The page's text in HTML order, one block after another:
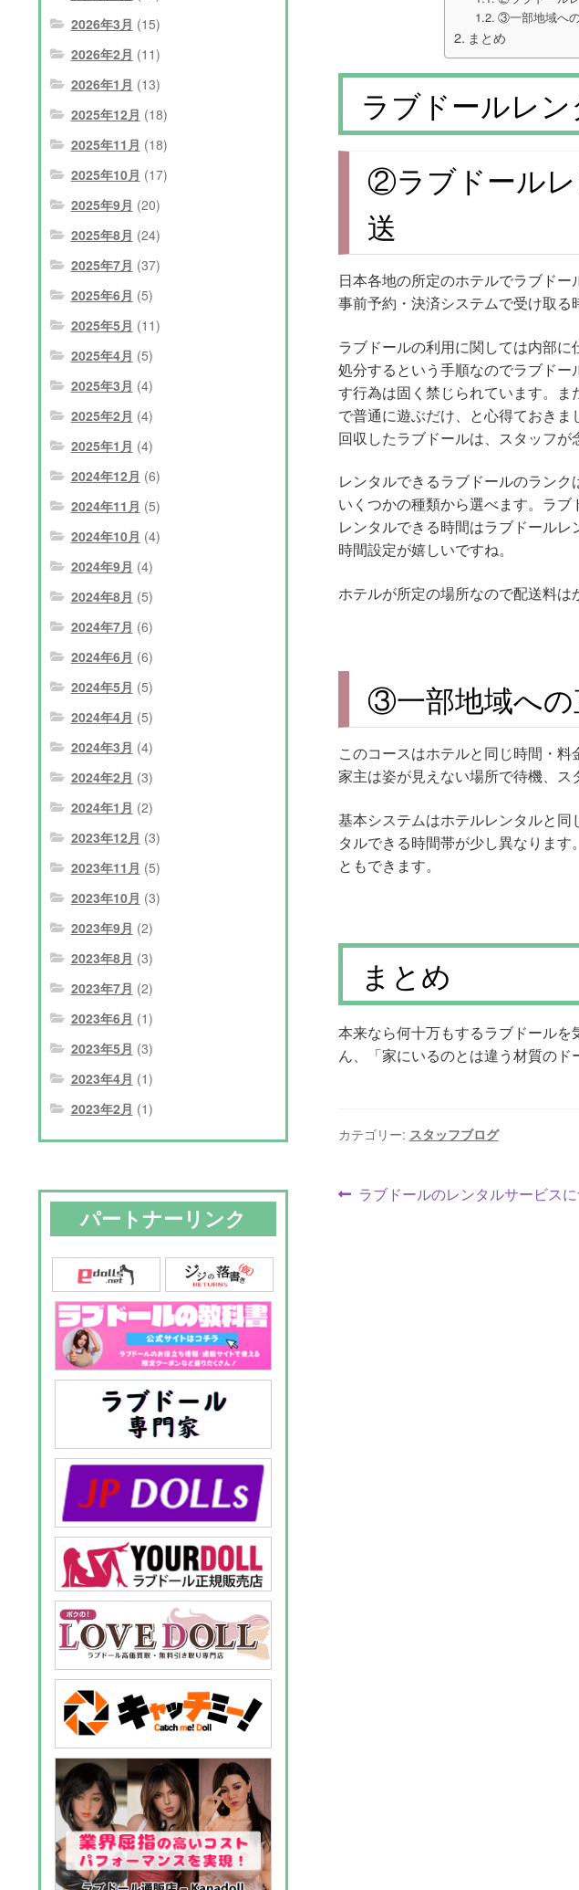
③一部地域へ
まとめ
ラブドールレ
②ラブドール
送
日本各地の所定のホテルでラブドー
事前予約・決済システムで受け取る
ラブドールの利用に関しては内部
処分するという手順なのでラブド
す行為は固く禁じられています。
で普通に遊ぶだけ、と心得ておきま
回収したラブドールは、スタッフが
レンタルできるラブドールのラン
いくつかの種類から選べます。ラブ
レンタルできる時間はラブドール
時間設定が嬉しいですね。
ホテルが所定の場所なので配送料は
③一部地域への
このコースはホテルと同じ時間・
家主は姿が見えない場所で待機、ス
基本システムはホテルレンタルと
タルできる時間帯が少し異なりま
ともできます。
まとめ
本来なら何十万もするラブドール
ん、「家にいるのとは違う材質の
カテゴリー: スタッフブログ
投前
ラブドールのレンタルサービス
2026年3月 (15)
2026年2月 (11)
2026年1月 (13)
2025年12月 (18)
2025年11月 (18)
2025年10月 (17)
2025年9月 (20)
2025年8月 (24)
2025年7月 (37)
2025年6月 (5)
2025年5月 (11)
2025年4月 (5)
2025年3月 (4)
2025年2月 (4)
2025年1月 (4)
2024年12月 (6)
2024年11月 (5)
2024年10月 (4)
2024年9月 (4)
2024年8月 (5)
2024年7月 (6)
2024年6月 (6)
2024年5月 (5)
2024年4月 (5)
2024年3月 (4)
2024年2月 (3)
2024年1月 (2)
2023年12月 (3)
2023年11月 (5)
2023年10月 (3)
2023年9月 (2)
2023年8月 (3)
2023年7月 (2)
2023年6月 (1)
2023年5月 (3)
2023年4月 (1)
2023年2月 (1)
パートナーリンク